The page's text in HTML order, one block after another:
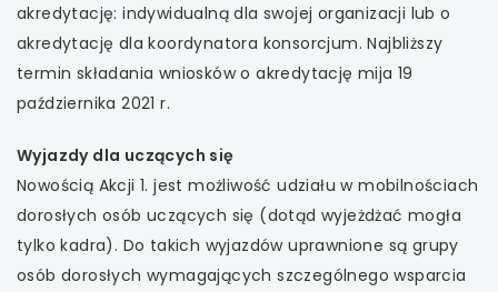
akredytację: indywidualną dla swojej organizacji lub o
akredytację dla koordynatora konsorcjum. Najbliższy
termin składania wniosków o akredytację mija 19
października 2021 r.
Wyjazdy dla uczących się
Nowością Akcji 1. jest możliwość udziału w mobilnościach
dorosłych osób uczących się (dotąd wyjeżdżać mogła
tylko kadra). Do takich wyjazdów uprawnione są grupy
osób dorosłych wymagających szczególnego wsparcia